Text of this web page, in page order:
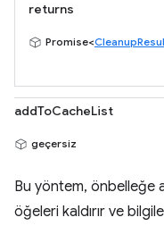
returns
Promise<
addToCacheList
geçersiz
Bu yöntem, önbelleğe
öğeleri kaldırır ve